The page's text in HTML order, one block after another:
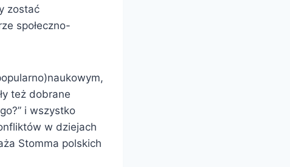
zostać
społeczno-
też dobrane
i wszystko
w dziejach
Stomma polskich